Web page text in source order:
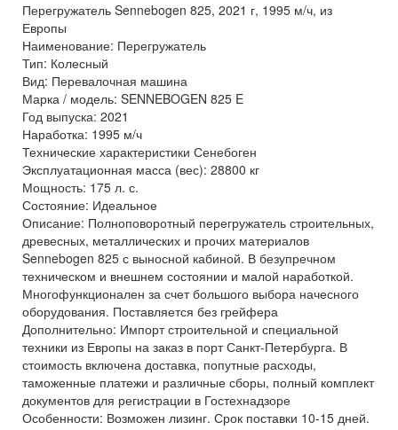
Перегружатель Sennebogen 825, 2021 г, 1995 м/ч, из
Европы
Наименование: Перегружатель
Тип: Колесный
Вид: Перевалочная машина
Марка / модель: SENNEBOGEN 825 E
Год выпуска: 2021
Наработка: 1995 м/ч
Технические характеристики Сенебоген
Эксплуатационная масса (вес): 28800 кг
Мощность: 175 л. с.
Состояние: Идеальное
Описание: Полноповоротный перегружатель строительных,
древесных, металлических и прочих материалов
Sennebogen 825 с выносной кабиной. В безупречном
техническом и внешнем состоянии и малой наработкой.
Многофункционален за счет большого выбора начесного
оборудования. Поставляется без грейфера
Дополнительно: Импорт строительной и специальной
техники из Европы на заказ в порт Санкт-Петербурга. В
стоимость включена доставка, попутные расходы,
таможенные платежи и различные сборы, полный комплект
документов для регистрации в Гостехнадзоре
Особенности: Возможен лизинг. Срок поставки 10-15 дней.